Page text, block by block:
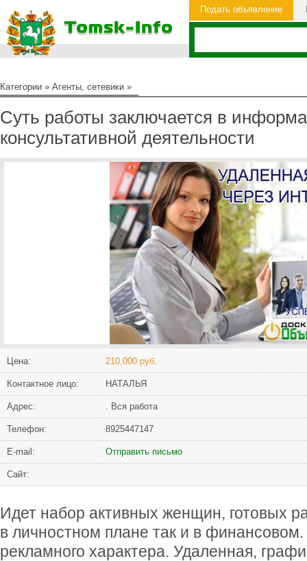
Подать объявление
Категории » Агенты, сетевики »
Суть работы заключается в
консультативной деятельности
Цена: 210,000 руб.
Контактное лицо: НАТАЛЬЯ
Адрес: . Вся работа
Телефон: 8925447147
Е-mail: Отправить письмо
Сайт:
Идет набор активных женщин, готовых
в личностном плане так и в
рекламного характера. Удаленная,